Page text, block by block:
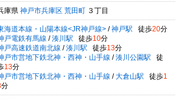
庫県 神戸市兵庫区 荒田町 ３丁目
海道本線・山陽本線<JR神戸線> / 神戸駅 徒歩20分
戸電鉄有馬線 / 湊川駅 徒歩10分
戸高速鉄道南北線 / 湊川駅 徒歩13分
戸市営地下鉄北神・西神・山手線 / 湊川公園駅
徒
13分
戸市営地下鉄北神・西神・山手線 / 大倉山駅 徒歩1
分